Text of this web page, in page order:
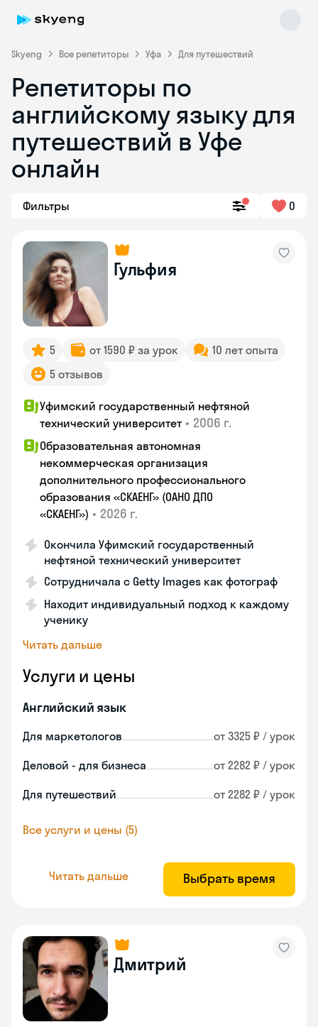
Skyeng Все репетиторы Уфа Для путешествий
Репетиторы по
английскому языку для
путешествий в Уфе
онлайн
Фильтры 0
Гульфия
5 от 1590 ₽ за урок
10 лет опыта
5 отзывов
Уфимский государственный нефтяной
технический университет • 2006 г.
Образовательная автономная
некоммерческая организация
дополнительного профессионального
образования «СКАЕНГ» (ОАНО ДПО
«СКАЕНГ») • 2026 г.
Окончила Уфимский государственный
нефтяной технический университет
Сотрудничала с Getty Images как фотограф
Находит индивидуальный подход к каждому
ученику
Читать дальше
Услуги и цены
Английский язык
Для маркетологов от 3325 ₽ / урок
Деловой - для бизнеса от 2282 ₽ / урок
Для путешествий от 2282 ₽ / урок
Все услуги и цены (5)
Читать дальше Выбрать время
Дмитрий